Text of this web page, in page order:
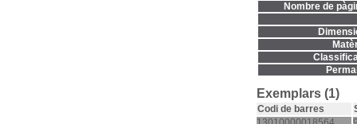
Nombre de
Exemplars (1)
Codi de barres